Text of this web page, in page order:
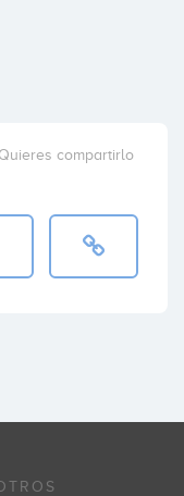
compartirlo